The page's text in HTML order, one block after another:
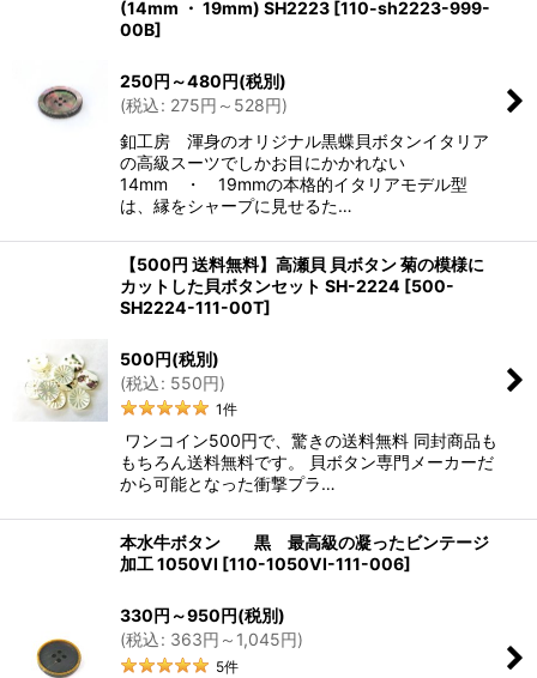
(14mm ・ 19mm) SH2223 [110-sh2223-999-
00B]
250円 ～480円(税別)
(税込: 275円 ～528円)
釦工房 渾身のオリジナル黒蝶貝ボタンイタリア
の高級スーツでしかお目にかかれない
14mm ・ 19mmの本格的イタリアモデル型
は、縁をシャープに見せるた…
【500円 送料無料】高瀬貝 貝ボタン 菊の模様に
カットした貝ボタンセット SH-2224 [500-
SH2224-111-00T]
500円(税別)
(税込: 550円)
1件
ワンコイン500円で、驚きの送料無料 同封商品も
もちろん送料無料です。 貝ボタン専門メーカーだ
から可能となった衝撃プラ…
本水牛ボタン 黒 最高級の凝ったビンテージ
加工 1050VI [110-1050VI-111-006]
330円 ～950円(税別)
(税込: 363円 ～1,045円)
5件